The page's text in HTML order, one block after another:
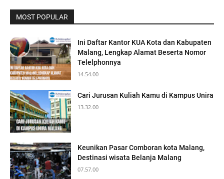
MOST POPULAR
Ini Daftar Kantor KUA Kota dan Kabupaten
Malang, Lengkap Alamat Beserta Nomor
Telelphonnya
14.54.00
Cari Jurusan Kuliah Kamu di Kampus Unira
13.32.00
Keunikan Pasar Comboran kota Malang,
Destinasi wisata Belanja Malang
07.57.00